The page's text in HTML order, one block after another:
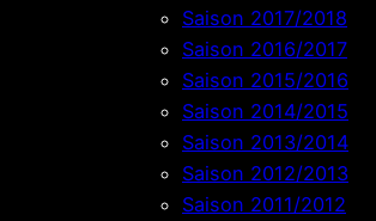
Saison 2017/2018
Saison 2016/2017
Saison 2015/2016
Saison 2014/2015
Saison 2013/2014
Saison 2012/2013
Saison 2011/2012